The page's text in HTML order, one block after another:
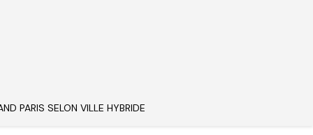
PARIS SELON VILLE HYBRIDE